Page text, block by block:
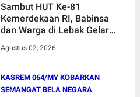
Sambut HUT Ke-81
Kemerdekaan RI, Babinsa
dan Warga di Lebak Gelar
Agustus 02, 2026
KASREM 064/MY KOBARKAN
SEMANGAT BELA NEGARA